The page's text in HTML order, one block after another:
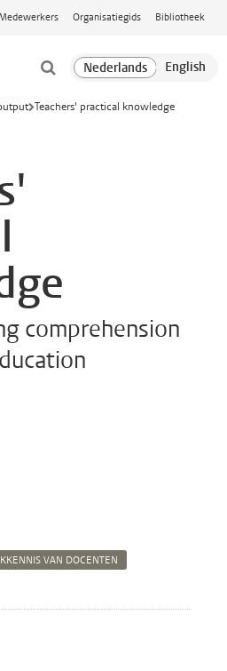
Medewerkers Organisatiegids Bibliotheek
Teachers' practical knowledge
comprehension
VAN DOCENTEN
WhatsApp
via Mastodon